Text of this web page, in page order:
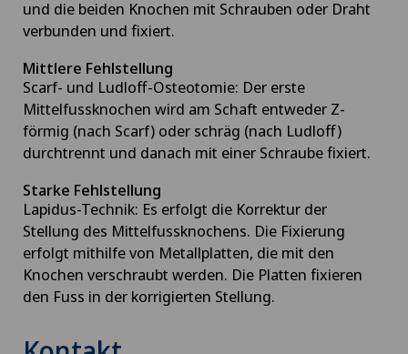
und die beiden Knochen mit Schrauben oder Draht
verbunden und fixiert.
Mittlere Fehlstellung
Scarf- und Ludloff-Osteotomie: Der erste
Mittelfussknochen wird am Schaft entweder Z-
förmig (nach Scarf) oder schräg (nach Ludloff)
durchtrennt und danach mit einer Schraube fixiert.
Starke Fehlstellung
Lapidus-Technik: Es erfolgt die Korrektur der
Stellung des Mittelfussknochens. Die Fixierung
erfolgt mithilfe von Metallplatten, die mit den
Knochen verschraubt werden. Die Platten fixieren
den Fuss in der korrigierten Stellung.